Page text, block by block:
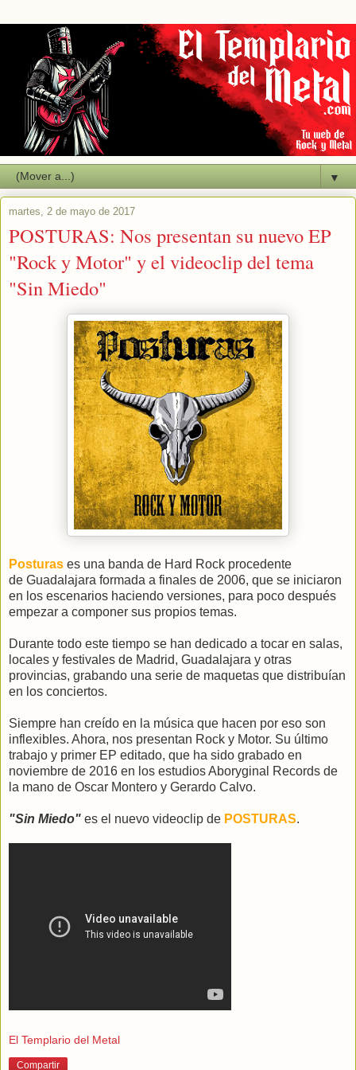
▼
martes, 2 de mayo de 2017
POSTURAS: Nos presentan su nuevo EP
"Rock y Motor" y el videoclip del tema
"Sin Miedo"
Posturas es una banda de Hard Rock procedente
de Guadalajara formada a finales de 2006, que se iniciaron
en los escenarios haciendo versiones, para poco después
empezar a componer sus propios temas.
Durante todo este tiempo se han dedicado a tocar en salas,
locales y festivales de Madrid, Guadalajara y otras
provincias, grabando una serie de maquetas que distribuían
en los conciertos.
Siempre han creído en la música que hacen por eso son
inflexibles. Ahora, nos presentan Rock y Motor. Su último
trabajo y primer EP editado, que ha sido grabado en
noviembre de 2016 en los estudios Aboryginal Records de
la mano de Oscar Montero y Gerardo Calvo.
"Sin Miedo" es el nuevo videoclip de POSTURAS.
El Templario del Metal
Compartir